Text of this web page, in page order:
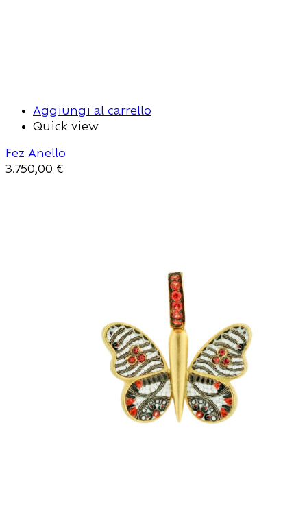
Aggiungi al carrello
Quick view
Fez Anello
3.750,00 €